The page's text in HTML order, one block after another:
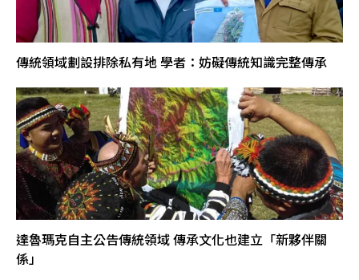
傳統領域劃設排除私有地 學者：妨礙傳統知識完整傳承
達魯瑪克自主公告傳統領域 傳承文化也建立「新夥伴關
係」